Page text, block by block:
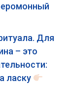
Для
– это
ласку